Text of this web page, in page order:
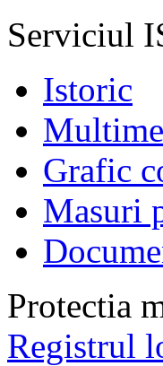
Serviciul
Istoric
Grafic
Masuri
Protectia
Registrul